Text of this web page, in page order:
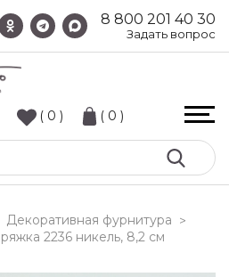
8 800 201 40 30
Задать вопрос
( 0 ) ( 0 )
Декоративная фурнитура >
пряжка 2236 никель, 8,2 см